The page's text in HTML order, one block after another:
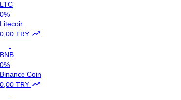
LTC
0%
Litecoin
0,00 TRY
BNB
0%
Binance Coin
0,00 TRY